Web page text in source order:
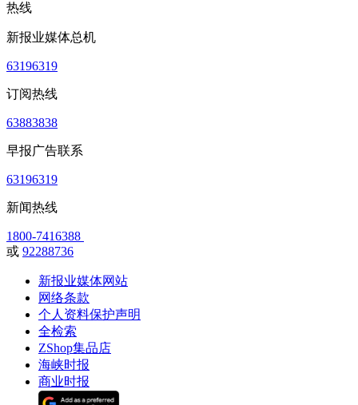
热线
新报业媒体总机
63196319
订阅热线
63883838
早报广告联系
63196319
新闻热线
1800-7416388
或 92288736
新报业媒体网站
网络条款
个人资料保护声明
全检索
ZShop集品店
海峡时报
商业时报